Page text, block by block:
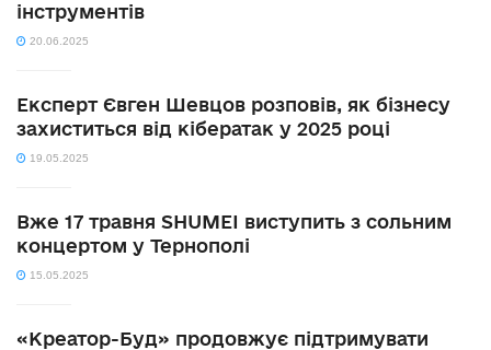
інструментів
20.06.2025
Експерт Євген Шевцов розповів, як бізнесу
захиститься від кібератак у 2025 році
19.05.2025
Вже 17 травня SHUMEI виступить з сольним
концертом у Тернополі
15.05.2025
«Креатор-Буд» продовжує підтримувати